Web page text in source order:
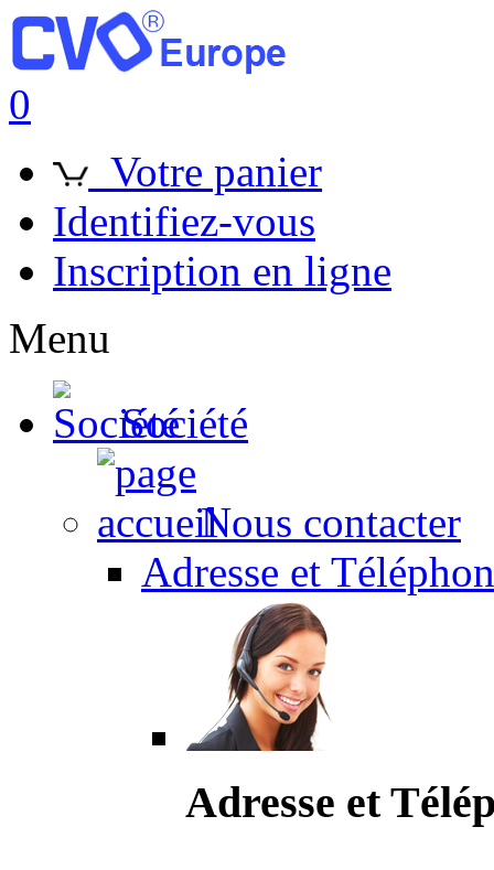
0
Votre panier
Identifiez-vous
Inscription en ligne
Menu
Société
Nous contacter
Adresse et
Adresse et